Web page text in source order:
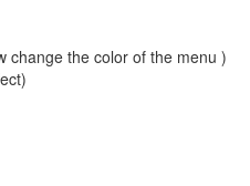
change the color of the menu )